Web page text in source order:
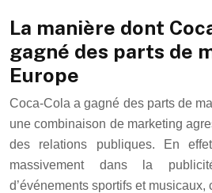
La manière dont
gagné des parts de
Europe
Coca-Cola a gagné des parts de
une combinaison de marketing
des relations publiques. En
massivement dans la
d’événements sportifs et